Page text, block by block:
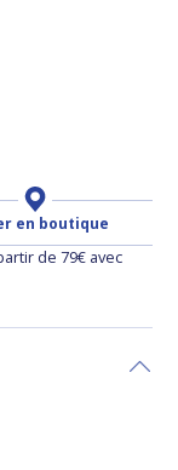
en boutique
de 79€ avec